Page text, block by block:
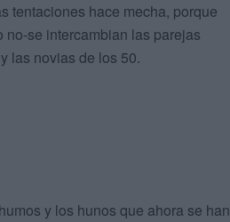
tentaciones hace mecha, porque
se intercambian las parejas
las novias de los 50.
y los hunos que ahora se han